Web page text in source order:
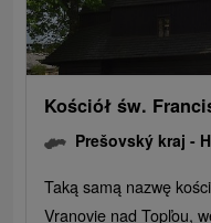
Kościół św.
Prešovský kraj -
Taką samą nazwę
Vranovie nad Topľou,